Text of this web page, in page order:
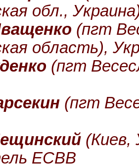
обл.,
(пгт
область),
(пгт
(пгт
(Киев,
ЕСВВ